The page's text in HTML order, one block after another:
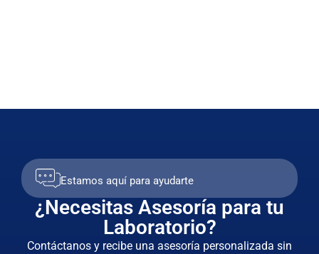
Estamos aquí para ayudarte
¿Necesitas Asesoría para tu
Laboratorio?
Contáctanos y recibe una asesoría personalizada sin